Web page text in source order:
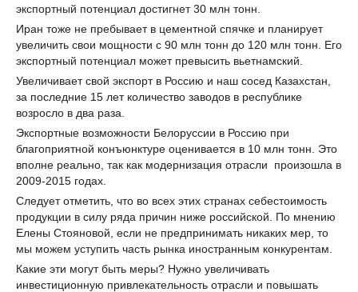
экспортный потенциал достигнет 30 млн тонн.
Иран тоже не пребывает в цементной спячке и планирует
увеличить свои мощности с 90 млн тонн до 120 млн тонн. Его
экспортный потенциал может превысить вьетнамский.
Увеличивает свой экспорт в Россию и наш сосед Казахстан,
за последние 15 лет количество заводов в республике
возросло в два раза.
Экспортные возможности Белоруссии в Россию при
благоприятной конъюнктуре оценивается в 10 млн тонн. Это
вполне реально, так как модернизация отрасли произошла в
2009-2015 годах.
Следует отметить, что во всех этих странах себестоимость
продукции в силу ряда причин ниже российской. По мнению
Елены Стояновой, если не предпринимать никаких мер, то
мы можем уступить часть рынка иностранным конкурентам.
Какие эти могут быть меры? Нужно увеличивать
инвестиционную привлекательность отрасли и повышать